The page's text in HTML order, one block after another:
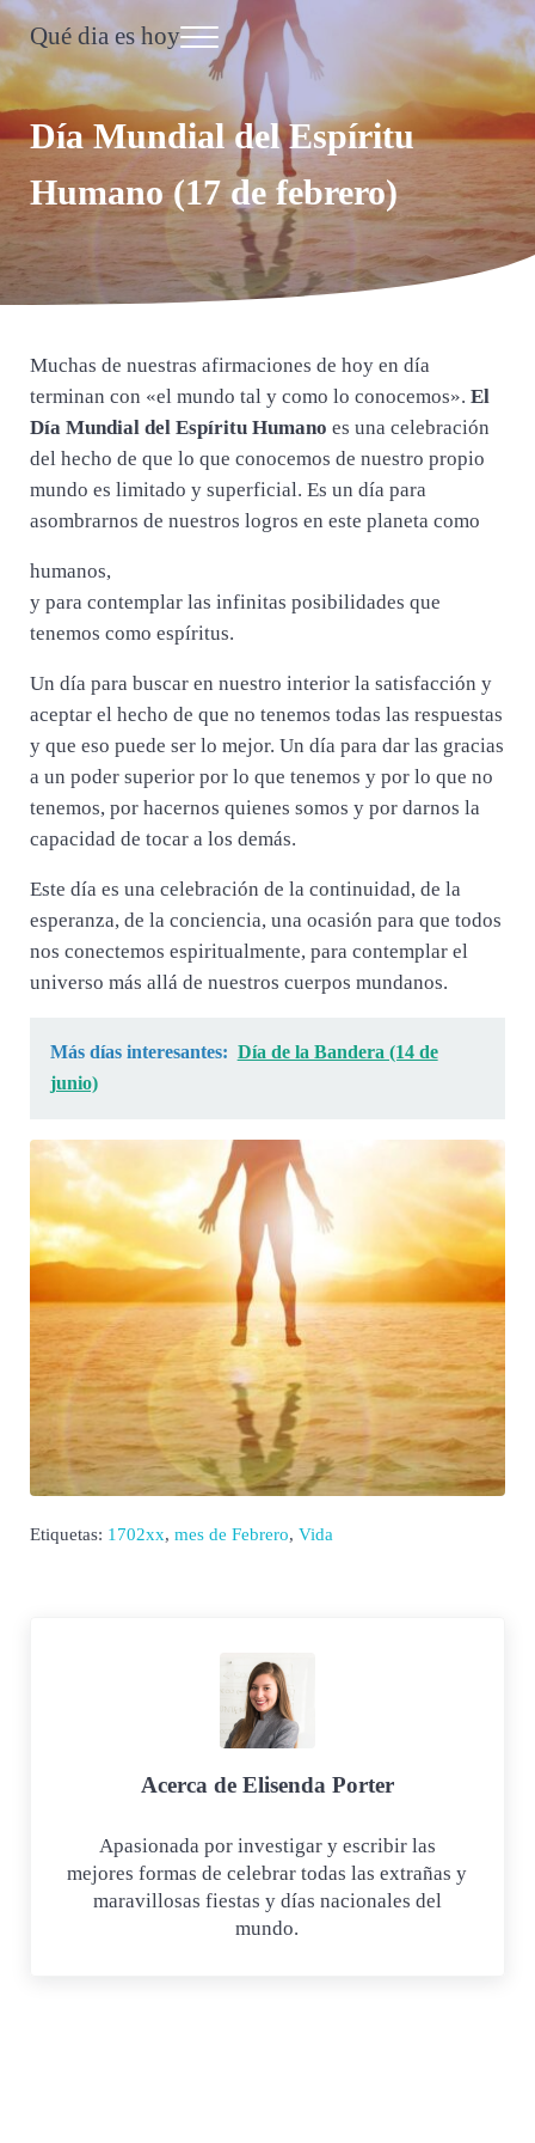
Saltar al contenido principal
Skip to header right navigation
Skip to site footer
Qué dia es hoy
Día Internacional
Menu
Día Mundial del Espíritu
Humano (17 de febrero)
Muchas de nuestras afirmaciones de hoy en día
terminan con «el mundo tal y como lo conocemos». El
Día Mundial del Espíritu Humano es una celebración
del hecho de que lo que conocemos de nuestro propio
mundo es limitado y superficial. Es un día para
asombrarnos de nuestros logros en este planeta como
humanos,
y para contemplar las infinitas posibilidades que
tenemos como espíritus.
Un día para buscar en nuestro interior la satisfacción y
aceptar el hecho de que no tenemos todas las respuestas
y que eso puede ser lo mejor. Un día para dar las gracias
a un poder superior por lo que tenemos y por lo que no
tenemos, por hacernos quienes somos y por darnos la
capacidad de tocar a los demás.
Este día es una celebración de la continuidad, de la
esperanza, de la conciencia, una ocasión para que todos
nos conectemos espiritualmente, para contemplar el
universo más allá de nuestros cuerpos mundanos.
Más días interesantes: Día de la Bandera (14 de
junio)
Etiquetas: 1702xx, mes de Febrero, Vida
Acerca de Elisenda Porter
Apasionada por investigar y escribir las
mejores formas de celebrar todas las extrañas y
maravillosas fiestas y días nacionales del
mundo.